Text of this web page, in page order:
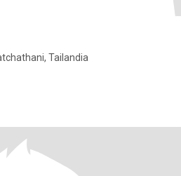
Tailandia